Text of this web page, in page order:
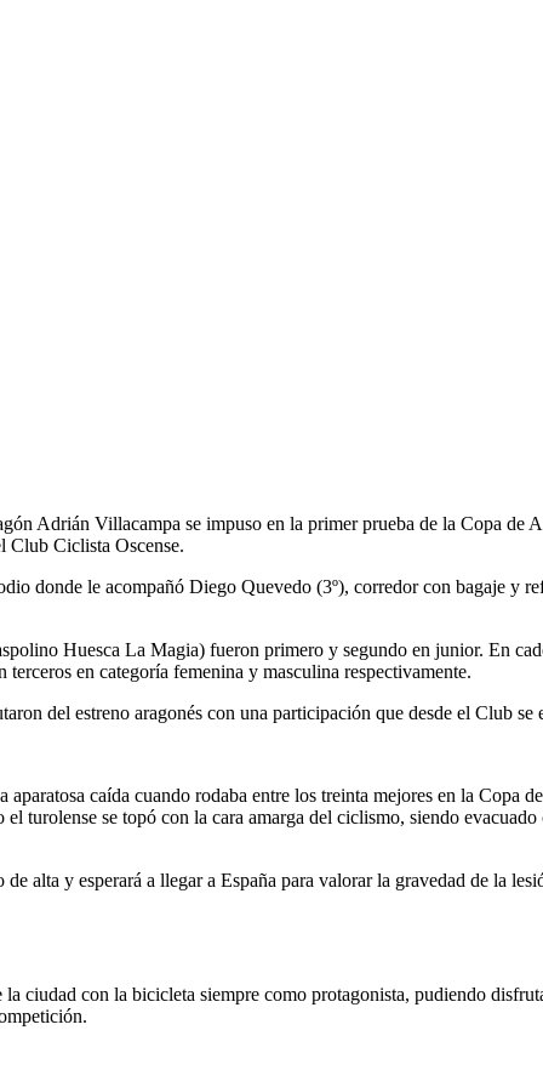
Adrián Villacampa se impuso en la primer prueba de la Copa
Club Ciclista Oscense.
donde le acompañó Diego Quevedo (3º), corredor con bagaje y
Huesca La Magia) fueron primero y segundo en junior. En
en categoría femenina y masculina respectivamente.
del estreno aragonés con una participación que desde el Club se
caída cuando rodaba entre los treinta mejores en la Copa
turolense se topó con la cara amarga del ciclismo, siendo
alta y esperará a llegar a España para valorar la gravedad de la
ciudad con la bicicleta siempre como protagonista, pudiendo